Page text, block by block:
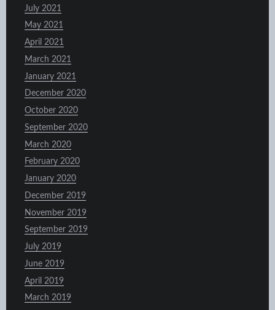
July 2021
May 2021
April 2021
March 2021
January 2021
December 2020
October 2020
September 2020
March 2020
February 2020
January 2020
December 2019
November 2019
September 2019
July 2019
June 2019
April 2019
March 2019